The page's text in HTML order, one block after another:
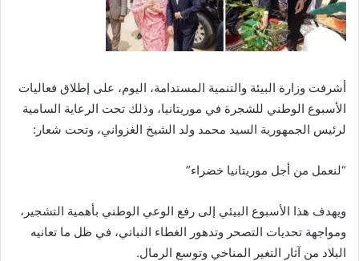
أشرفت وزارة البيئة والتنمية المستدامة، اليوم، على إطلاق فعاليات
الأسبوع الوطني للشجرة في موريتانيا، وذلك تحت الرعاية السامية
لرئيس الجمهورية السيد محمد ولد الشيخ الغزواني، وتحت شعار:
“لنعمل من أجل موريتانيا خضراء”
ويهدف هذا الأسبوع البيئي إلى رفع الوعي الوطني بأهمية التشجير،
ومواجهة تحديات التصحر وتدهور الغطاء النباتي، في ظل ما تعانيه
البلاد من آثار التغير المناخي وتوسع الرمال.